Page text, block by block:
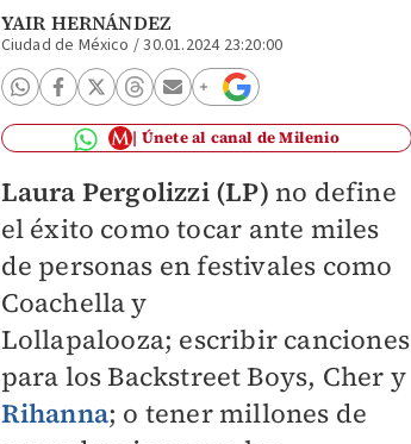
YAIR HERNÁNDEZ
Ciudad de México /30.01.2024 23:20:00
Únete al canal de Milenio
Laura Pergolizzi (LP) no define
el éxito como tocar ante miles
de personas en festivales como
Coachella y
Lollapalooza; escribir canciones
para los Backstreet Boys, Cher y
Rihanna; o tener millones de